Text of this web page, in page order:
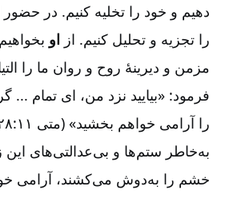
دهیم و خود را تخلیه کنیم‌. در حضور
را تجزیه و تحلیل کنیم‌. از او
مزمن و دیرینۀ روح و روان ما را
فرمود:‌ «بیایید نزد من‌، ای تمام ...
به‌خاطر ستم‌ها و بی‌عدالتی‌های این
خشم را به‌دوش می‌کشند، آرامی